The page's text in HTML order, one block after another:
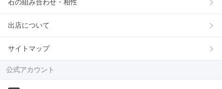
石の組み合わせ・相性
出店について
サイトマップ
公式アカウント